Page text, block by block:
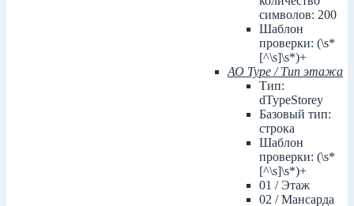
символов: 200
Шаблон
проверки: (\s*
[^\s]\s*)+
АО Type / Тип этажа
Тип:
dTypeStorey
Базовый тип:
строка
Шаблон
проверки: (\s*
[^\s]\s*)+
01 / Этаж
02 / Мансарда